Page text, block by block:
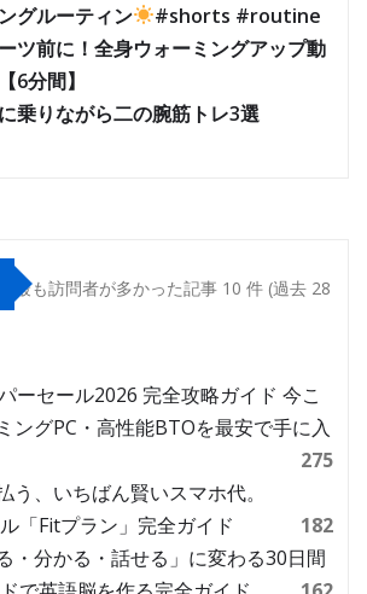
グルーティン
#shorts #routine
ツ前に！全身ウォーミングアップ動
6分間】
乗りながら二の腕筋トレ3選
最も訪問者が多かった記事 10 件 (過去 28
ーセール2026 完全攻略ガイド 今こ
ングPC・高性能BTOを最安で手に入
275
う、いちばん賢いスマホ代。
「Fitプラン」完全ガイド
182
・分かる・話せる」に変わる30日間